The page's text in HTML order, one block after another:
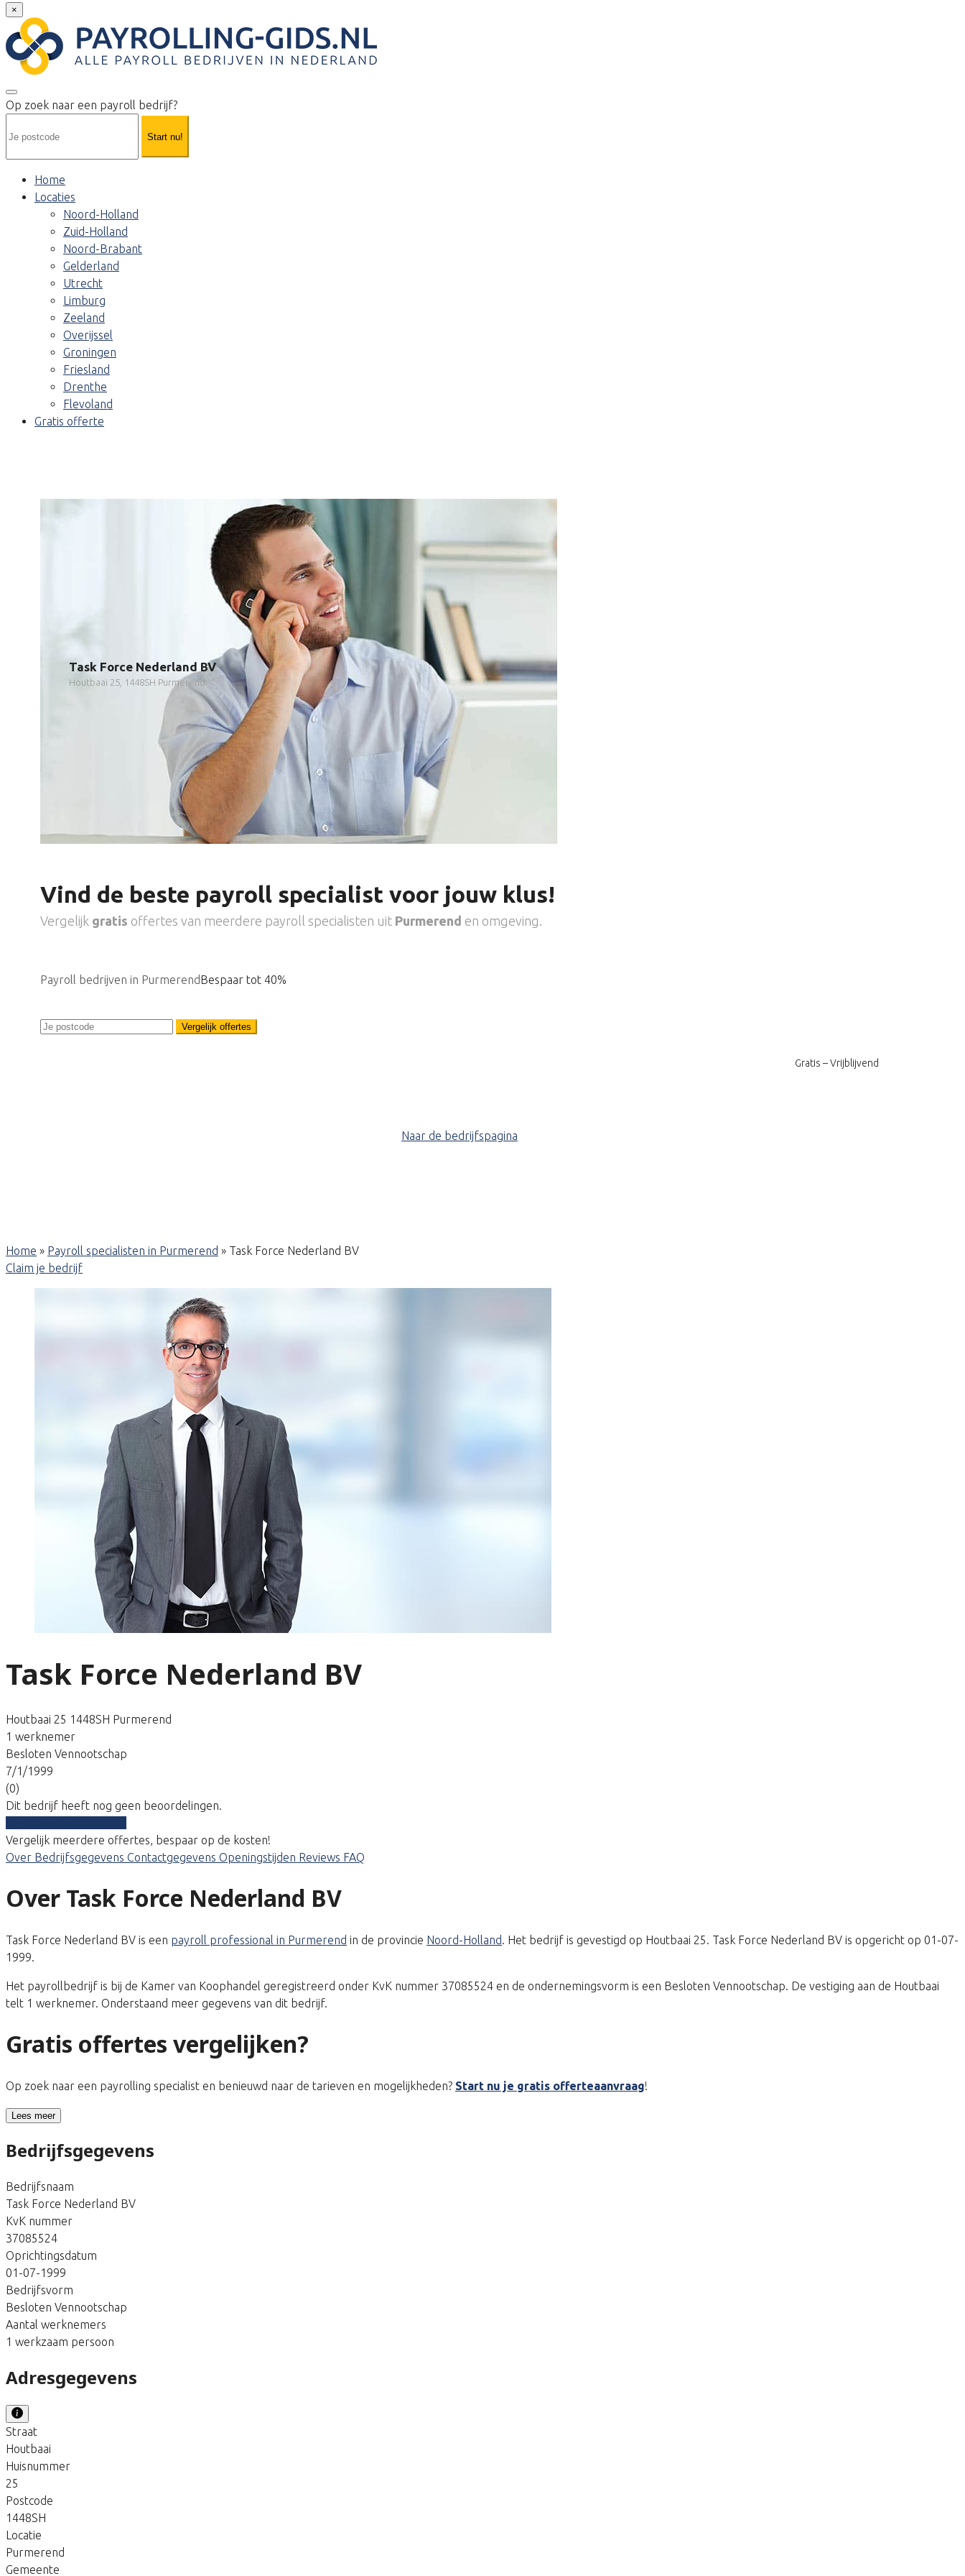
×
Op zoek naar een payroll bedrijf?
Start nu!
Home
Locaties
Noord-Holland
Zuid-Holland
Noord-Brabant
Gelderland
Utrecht
Limburg
Zeeland
Overijssel
Groningen
Friesland
Drenthe
Flevoland
Gratis offerte
Task Force Nederland BV
Houtbaai 25, 1448SH Purmerend
Vind de beste payroll specialist voor jouw klus!
Vergelijk gratis offertes van meerdere payroll specialisten uit Purmerend en omgeving.
Payroll bedrijven in PurmerendBespaar tot 40%
Vergelijk offertes
Gratis – Vrijblijvend
Naar de bedrijfspagina
Home » Payroll specialisten in Purmerend » Task Force Nederland BV
Claim je bedrijf
Task Force Nederland BV
Houtbaai 25 1448SH Purmerend
1 werknemer
Besloten Vennootschap
7/1/1999
(0)
Dit bedrijf heeft nog geen beoordelingen.
Vergelijk meerdere offertes, bespaar op de kosten!
Over Bedrijfsgegevens Contactgegevens Openingstijden Reviews FAQ
Over Task Force Nederland BV
Task Force Nederland BV is een payroll professional in Purmerend in de provincie Noord-Holland. Het bedrijf is gevestigd op Houtbaai 25. Task Force Nederland BV is opgericht op 01-07-
1999.
Het payrollbedrijf is bij de Kamer van Koophandel geregistreerd onder KvK nummer 37085524 en de ondernemingsvorm is een Besloten Vennootschap. De vestiging aan de Houtbaai
telt 1 werknemer. Onderstaand meer gegevens van dit bedrijf.
Gratis offertes vergelijken?
Op zoek naar een payrolling specialist en benieuwd naar de tarieven en mogelijkheden? Start nu je gratis offerteaanvraag!
Lees meer
Bedrijfsgegevens
Bedrijfsnaam
Task Force Nederland BV
KvK nummer
37085524
Oprichtingsdatum
01-07-1999
Bedrijfsvorm
Besloten Vennootschap
Aantal werknemers
1 werkzaam persoon
Adresgegevens
Straat
Houtbaai
Huisnummer
25
Postcode
1448SH
Locatie
Purmerend
Gemeente